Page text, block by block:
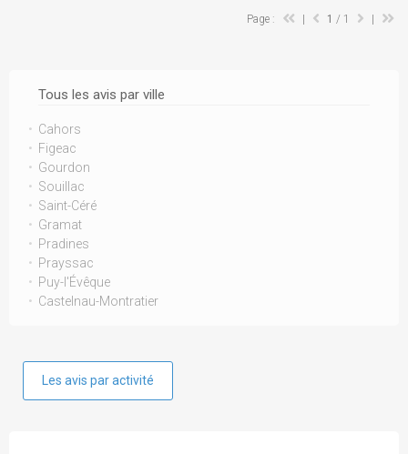
Tous les avis par ville
Cahors
Figeac
Gourdon
Souillac
Saint-Céré
Gramat
Pradines
Prayssac
Puy-l'Évêque
Castelnau-Montratier
Les avis par activité
Page : 1 / 1